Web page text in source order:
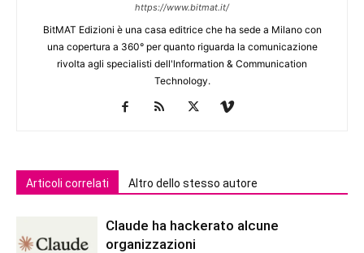
https://www.bitmat.it/
BitMAT Edizioni è una casa editrice che ha sede a Milano con
una copertura a 360° per quanto riguarda la comunicazione
rivolta agli specialisti dell'lnformation & Communication
Technology.
Articoli correlati Altro dello stesso autore
Claude ha hackerato alcune
organizzazioni